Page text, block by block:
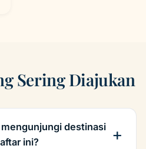
Sering Diajukan
destinasi
ini?